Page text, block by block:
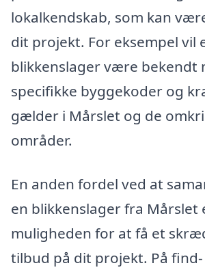
lokalkendskab, som kan
dit projekt. For eksempel vil
blikkenslager være bekendt
specifikke byggekoder og
gælder i Mårslet og de
områder.
En anden fordel ved at
en blikkenslager fra Mårslet
muligheden for at få et
tilbud på dit projekt. På find-